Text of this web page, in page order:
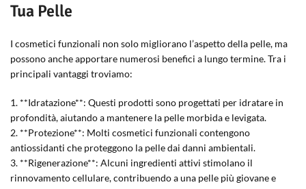
Tua Pelle
I cosmetici funzionali non solo migliorano l’aspetto della pelle, ma
possono anche apportare numerosi benefici a lungo termine. Tra i
principali vantaggi troviamo:
1. **Idratazione**: Questi prodotti sono progettati per idratare in
profondità, aiutando a mantenere la pelle morbida e levigata.
2. **Protezione**: Molti cosmetici funzionali contengono
antiossidanti che proteggono la pelle dai danni ambientali.
3. **Rigenerazione**: Alcuni ingredienti attivi stimolano il
rinnovamento cellulare, contribuendo a una pelle più giovane e